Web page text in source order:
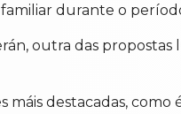
durante o
outra das
destacadas, como